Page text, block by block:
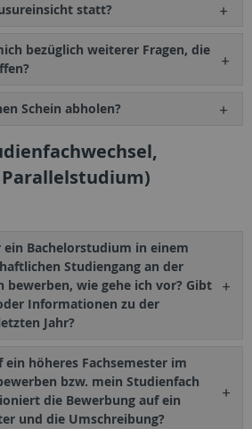
statt?
bezüglich weiterer Fragen, die
Schein abholen?
Bachelorstudium in einem
Studiengang an der
bewerben, wie gehe ich vor? Gibt
Informationen zu der
Jahr?
höheres Fachsemester im
bzw. mein Studienfach
die Bewerbung auf ein
und die Umschreibung?